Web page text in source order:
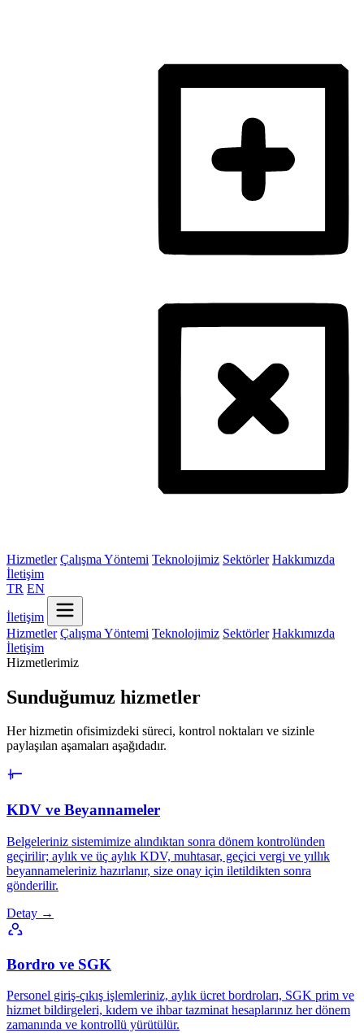
Hizmetler Çalışma Yöntemi Teknolojimiz Sektörler Hakkımızda
İletişim
TR EN
İletişim
Hizmetler Çalışma Yöntemi Teknolojimiz Sektörler Hakkımızda
İletişim
Hizmetlerimiz
Sunduğumuz hizmetler
Her hizmetin ofisimizdeki süreci, kontrol noktaları ve sizinle
paylaşılan aşamaları aşağıdadır.
KDV ve Beyannameler
Belgeleriniz sistemimize alındıktan sonra dönem kontrolünden
geçirilir; aylık ve üç aylık KDV, muhtasar, geçici vergi ve yıllık
beyannameleriniz hazırlanır, size onay için iletildikten sonra
gönderilir.
Detay →
Bordro ve SGK
Personel giriş-çıkış işlemleriniz, aylık ücret bordroları, SGK prim ve
hizmet bildirgeleri, kıdem ve ihbar tazminat hesaplarınız her dönem
zamanında ve kontrollü yürütülür.